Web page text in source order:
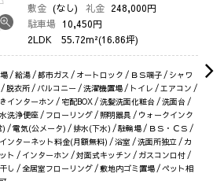
敷金 (なし) 礼金 248,000円
駐車場 10,450円
2LDK 55.72m²(16.86坪)
/ 給湯 / 都市ガス / オートロック / ＢＳ端子 / シャワ
脱衣所 / バルコニー / 洗濯機置場 / トイレ / エアコン /
インターホン / 宅配BOX / 洗髪洗面化粧台 / 洗面台 /
洗浄便座 / フローリング / 照明器具 / ウォークインク
) / 電気(公メータ) / 排水(下水) / 駐輪場 / ＢＳ・ＣＳ /
ンターネット料金(月額無料) / 浴室 / 洗面所独立 / カ
ト / インターホン / 対面式キッチン / ガスコンロ付 /
し / 全居室フローリング / 敷地内ゴミ置場 / ペット相